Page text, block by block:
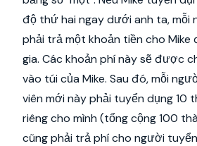
độ thứ hai ngay dưới anh ta, mỗi
phải trả một khoản tiền cho Mike
gia. Các khoản phí này sẽ được
vào túi của Mike. Sau đó, mỗi
viên mới này phải tuyển dụng 10
riêng cho mình (tổng cộng 100
cũng phải trả phí cho người